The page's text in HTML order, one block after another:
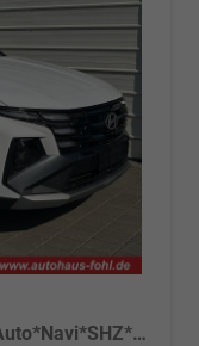
Black Line 1.6 T-GDi HEV AT Android Auto*Navi*SHZ*Kamera*2Z Klimaauto*